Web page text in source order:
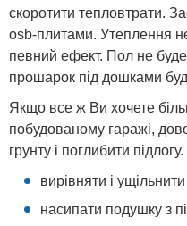
скоротити тепловтрати.
osb-плитами. Утеплення
певний ефект. Пол не
прошарок під дошками
Якщо все ж Ви хочете
побудованому гаражі,
грунту і поглибити
вирівняти і
насипати подушку з